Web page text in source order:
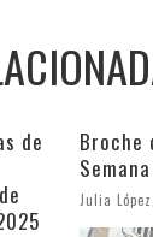
de
Broche
Julia López